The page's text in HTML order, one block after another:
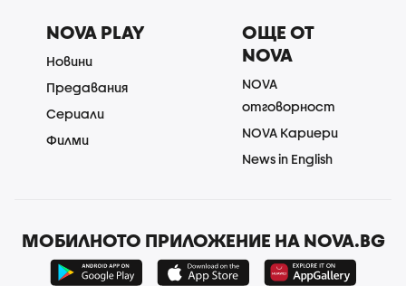
NOVA PLAY
Новини
Предавания
Сериали
Филми
ОЩЕ ОТ
NOVA
NOVA
отговорност
NOVA Кариери
News in English
МОБИЛНОТО ПРИЛОЖЕНИЕ НА NOVA.BG